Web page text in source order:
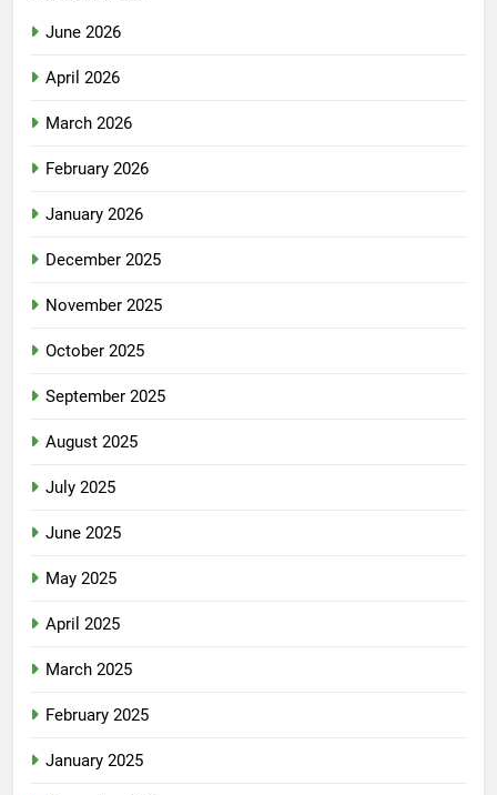
June 2026
April 2026
March 2026
February 2026
January 2026
December 2025
November 2025
October 2025
September 2025
August 2025
July 2025
June 2025
May 2025
April 2025
March 2025
February 2025
January 2025